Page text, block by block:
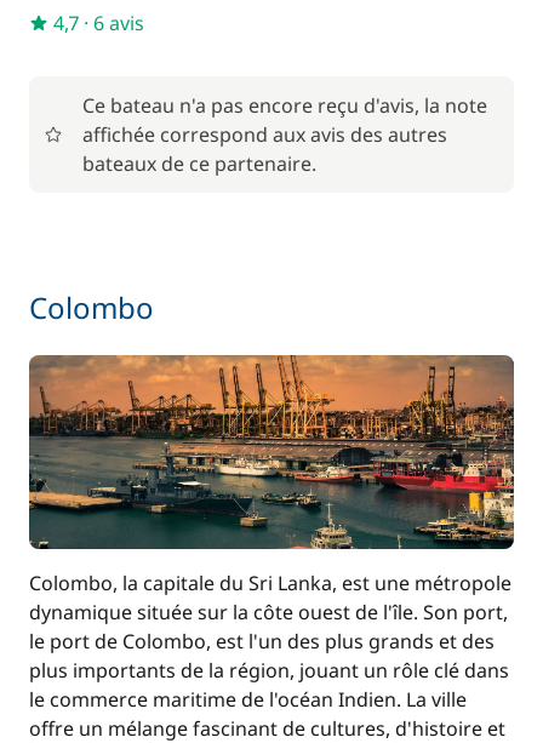
Pension complète Inclus
—
Skipper (repas non inclus)
Spinnaker Inclus
—
4,7 · 6 avis
Ce bateau n'a pas encore reçu d'avis, la note
affichée correspond aux avis des autres
bateaux de ce partenaire.
Colombo
Colombo, la capitale du Sri Lanka, est une métropole
dynamique située sur la côte ouest de l'île. Son port,
le port de Colombo, est l'un des plus grands et des
plus importants de la région, jouant un rôle clé dans
le commerce maritime de l'océan Indien. La ville
offre un mélange fascinant de cultures, d'histoire et